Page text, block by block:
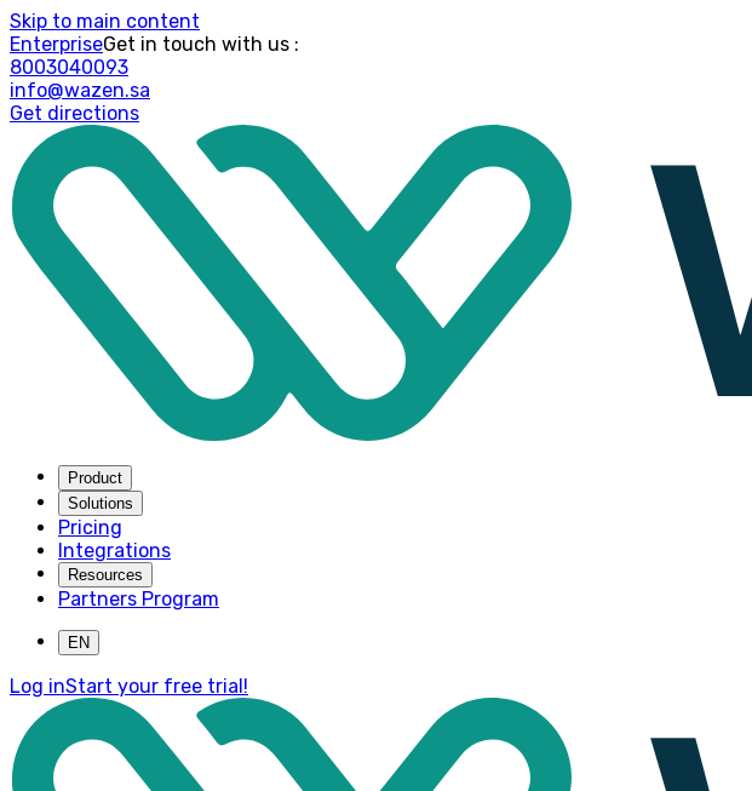
Skip to main content
Enterprise
: Get in touch with us
8003040093
info@wazen.sa
Get directions
Product
Solutions
Pricing
Integrations
Resources
Partners Program
EN
Log inStart your free trial!